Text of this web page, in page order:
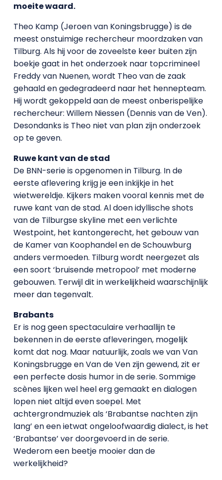
moeite waard.
Theo Kamp (Jeroen van Koningsbrugge) is de
meest onstuimige rechercheur moordzaken van
Tilburg. Als hij voor de zoveelste keer buiten zijn
boekje gaat in het onderzoek naar topcrimineel
Freddy van Nuenen, wordt Theo van de zaak
gehaald en gedegradeerd naar het hennepteam.
Hij wordt gekoppeld aan de meest onberispelijke
rechercheur: Willem Niessen (Dennis van de Ven).
Desondanks is Theo niet van plan zijn onderzoek
op te geven.
Ruwe kant van de stad
De BNN-serie is opgenomen in Tilburg. In de
eerste aflevering krijg je een inkijkje in het
wietwereldje. Kijkers maken vooral kennis met de
ruwe kant van de stad. Al doen idyllische shots
van de Tilburgse skyline met een verlichte
Westpoint, het kantongerecht, het gebouw van
de Kamer van Koophandel en de Schouwburg
anders vermoeden. Tilburg wordt neergezet als
een soort ‘bruisende metropool’ met moderne
gebouwen. Terwijl dit in werkelijkheid waarschijnlijk
meer dan tegenvalt.
Brabants
Er is nog geen spectaculaire verhaallijn te
bekennen in de eerste afleveringen, mogelijk
komt dat nog. Maar natuurlijk, zoals we van Van
Koningsbrugge en Van de Ven zijn gewend, zit er
een perfecte dosis humor in de serie. Sommige
scènes lijken wel heel erg gemaakt en dialogen
lopen niet altijd even soepel. Met
achtergrondmuziek als ‘Brabantse nachten zijn
lang’ en een ietwat ongeloofwaardig dialect, is het
‘Brabantse’ ver doorgevoerd in de serie.
Wederom een beetje mooier dan de
werkelijkheid?